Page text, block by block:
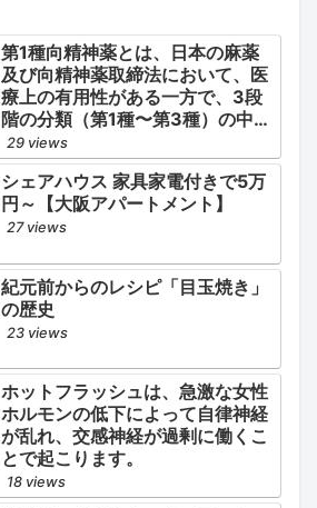
となります。
第1種向精神薬とは、日本の麻薬
及び向精神薬取締法において、医
療上の有用性がある一方で、3段
階の分類（第1種〜第3種）の中で
最も医療用としての濫用の危険性
が高く、有害作用が強いとされる
医薬品です。
29 views
シェアハウス 家具家電付きで5万
円～【大阪アパートメント】
27 views
紀元前からのレシピ「目玉焼き」
の歴史
23 views
ホットフラッシュは、急激な女性
ホルモンの低下によって自律神経
が乱れ、交感神経が過剰に働くこ
とで起こります。
18 views